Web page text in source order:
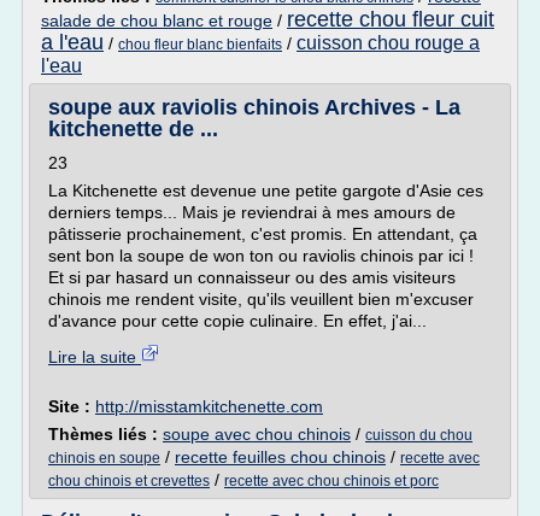
salade de chou blanc et rouge / recette chou fleur cuit
a l'eau / chou fleur blanc bienfaits / cuisson chou rouge a
l'eau
soupe aux raviolis chinois Archives - La
kitchenette de ...
23
La Kitchenette est devenue une petite gargote d'Asie ces
derniers temps... Mais je reviendrai à mes amours de
pâtisserie prochainement, c'est promis. En attendant, ça
sent bon la soupe de won ton ou raviolis chinois par ici !
Et si par hasard un connaisseur ou des amis visiteurs
chinois me rendent visite, qu'ils veuillent bien m'excuser
d'avance pour cette copie culinaire. En effet, j'ai...
Lire la suite
Site : http://misstamkitchenette.com
Thèmes liés : soupe avec chou chinois / cuisson du chou
chinois en soupe / recette feuilles chou chinois / recette avec
chou chinois et crevettes / recette avec chou chinois et porc